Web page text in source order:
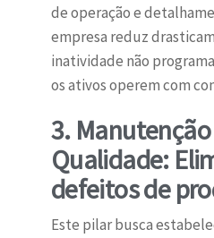
de operação e
empresa reduz
inatividade não
os ativos operem com
3.
Qualidade:
defeitos de
Este pilar busca